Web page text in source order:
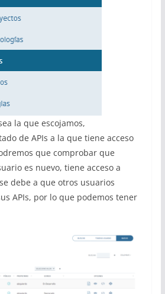
la que escojamos,
de APIs a la que tiene acceso
que comprobar que
es nuevo, tiene acceso a
debe a que otros usuarios
APIs, por lo que podemos tener